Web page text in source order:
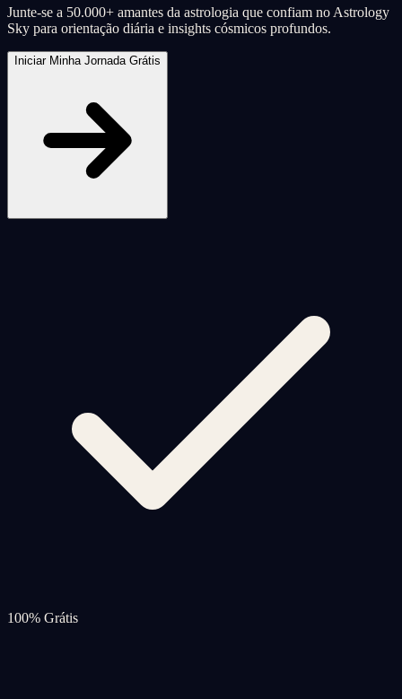
Junte-se a 50.000+ amantes da astrologia que confiam no Astrology
Sky para orientação diária e insights cósmicos profundos.
Iniciar Minha Jornada Grátis
100% Grátis